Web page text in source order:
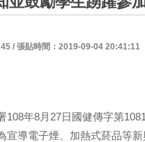
/ 張貼時間：2019-09-04 20:41:11
年8月27日國健傳字第
宣導電子煙、加熱式菸品等